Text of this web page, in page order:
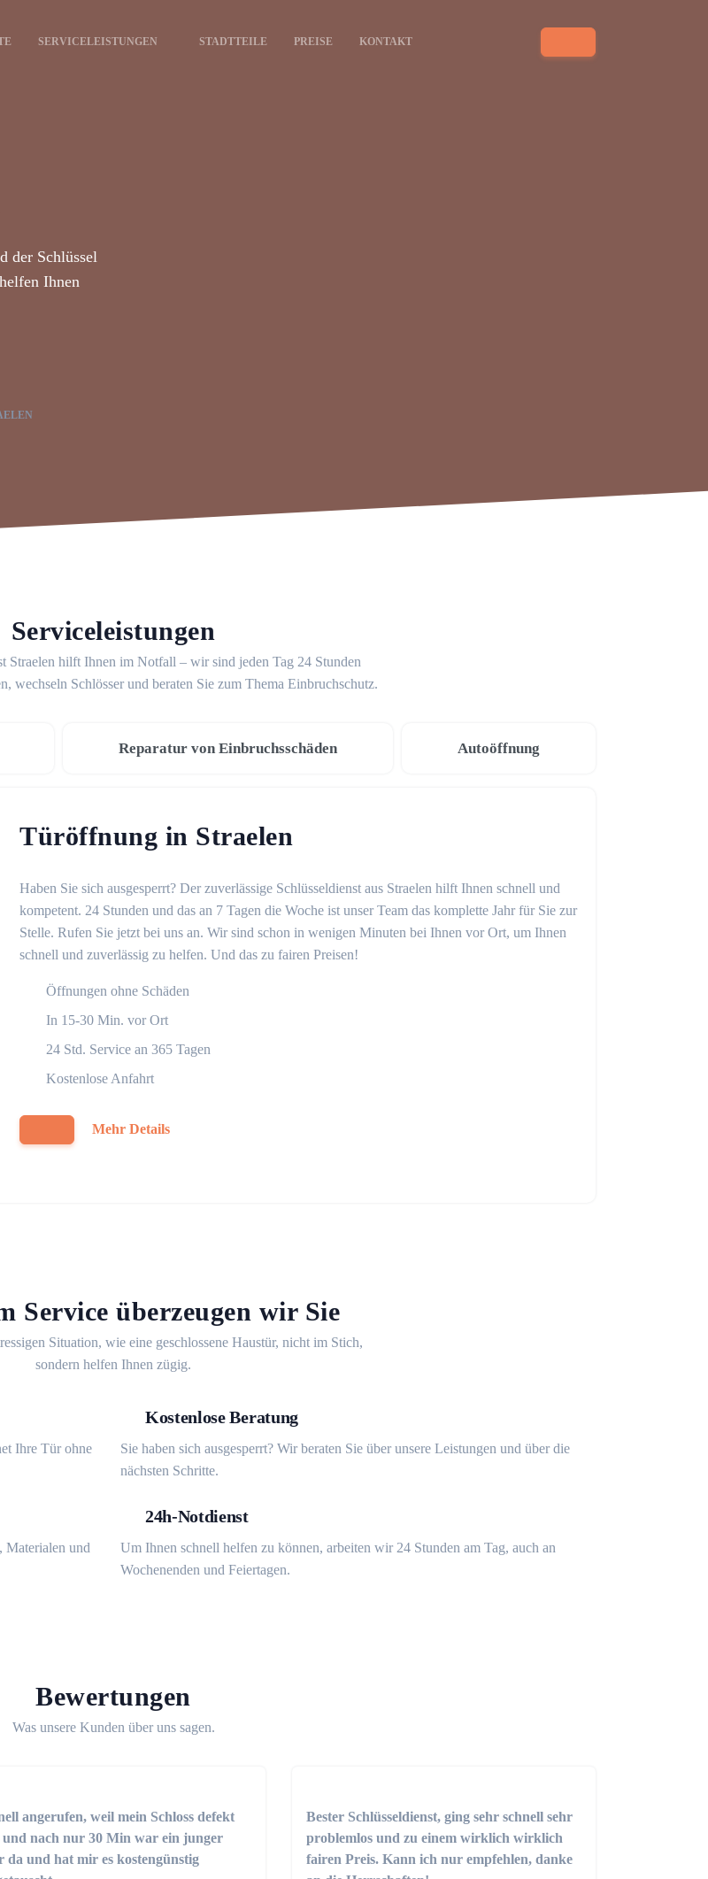
SERVICELEISTUNGEN STADTTEILE PREISE KONTAKT
der Schlüssel
Ihnen
Serviceleistungen
Straelen hilft Ihnen im Notfall – wir sind jeden Tag 24 Stunden
wechseln Schlösser und beraten Sie zum Thema Einbruchschutz.
Reparatur von Einbruchsschäden Autoöffnung
Türöffnung in Straelen
Haben Sie sich ausgesperrt? Der zuverlässige Schlüsseldienst aus Straelen hilft Ihnen schnell und
kompetent. 24 Stunden und das an 7 Tagen die Woche ist unser Team das komplette Jahr für Sie zur
Stelle. Rufen Sie jetzt bei uns an. Wir sind schon in wenigen Minuten bei Ihnen vor Ort, um Ihnen
schnell und zuverlässig zu helfen. Und das zu fairen Preisen!
Öffnungen ohne Schäden
In 15-30 Min. vor Ort
24 Std. Service an 365 Tagen
Kostenlose Anfahrt
Mehr Details
Service überzeugen wir Sie
Situation, wie eine geschlossene Haustür, nicht im Stich,
sondern helfen Ihnen zügig.
Ihre Tür ohne
Kostenlose Beratung
Sie haben sich ausgesperrt? Wir beraten Sie über unsere Leistungen und über die
nächsten Schritte.
Materialen und
24h-Notdienst
Um Ihnen schnell helfen zu können, arbeiten wir 24 Stunden am Tag, auch an
Wochenenden und Feiertagen.
Bewertungen
Was unsere Kunden über uns sagen.
angerufen, weil mein Schloss defekt
nach nur 30 Min war ein junger
da und hat mir es kostengünstig
Bester Schlüsseldienst, ging sehr schnell sehr
problemlos und zu einem wirklich wirklich
fairen Preis. Kann ich nur empfehlen, danke